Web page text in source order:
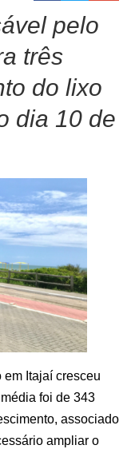
pelo
três
do lixo
dia 10 de
Itajaí cresceu
foi de 343
associado
ampliar o